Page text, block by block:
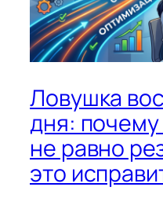
Ловушка
дня:
не равно
это